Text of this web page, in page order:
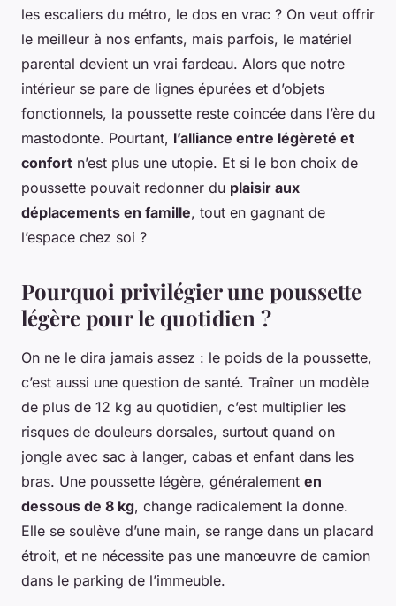
les escaliers du métro, le dos en vrac ? On veut offrir
le meilleur à nos enfants, mais parfois, le matériel
parental devient un vrai fardeau. Alors que notre
intérieur se pare de lignes épurées et d’objets
fonctionnels, la poussette reste coincée dans l’ère du
mastodonte. Pourtant, l’alliance entre légèreté et
confort n’est plus une utopie. Et si le bon choix de
poussette pouvait redonner du plaisir aux
déplacements en famille, tout en gagnant de
l’espace chez soi ?
Pourquoi privilégier une poussette
légère pour le quotidien ?
On ne le dira jamais assez : le poids de la poussette,
c’est aussi une question de santé. Traîner un modèle
de plus de 12 kg au quotidien, c’est multiplier les
risques de douleurs dorsales, surtout quand on
jongle avec sac à langer, cabas et enfant dans les
bras. Une poussette légère, généralement en
dessous de 8 kg, change radicalement la donne.
Elle se soulève d’une main, se range dans un placard
étroit, et ne nécessite pas une manœuvre de camion
dans le parking de l’immeuble.